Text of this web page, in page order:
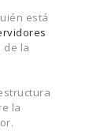
está
de la
la